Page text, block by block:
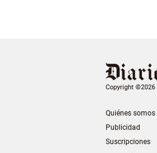
Copyright ©2026
Quiénes somos
Publicidad
Suscripciones